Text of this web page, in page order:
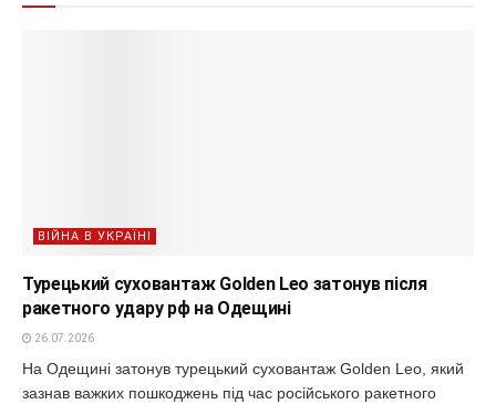
ВІЙНА В УКРАЇНІ
Турецький суховантаж Golden Leo затонув після
ракетного удару рф на Одещині
26.07.2026
На Одещині затонув турецький суховантаж Golden Leo, який
зазнав важких пошкоджень під час російського ракетного